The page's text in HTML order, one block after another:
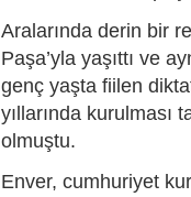
Aralarında derin bir
Paşa’yla yaşıttı ve
genç yaşta fiilen
yıllarında kurulması
olmuştu.
Enver, cumhuriyet